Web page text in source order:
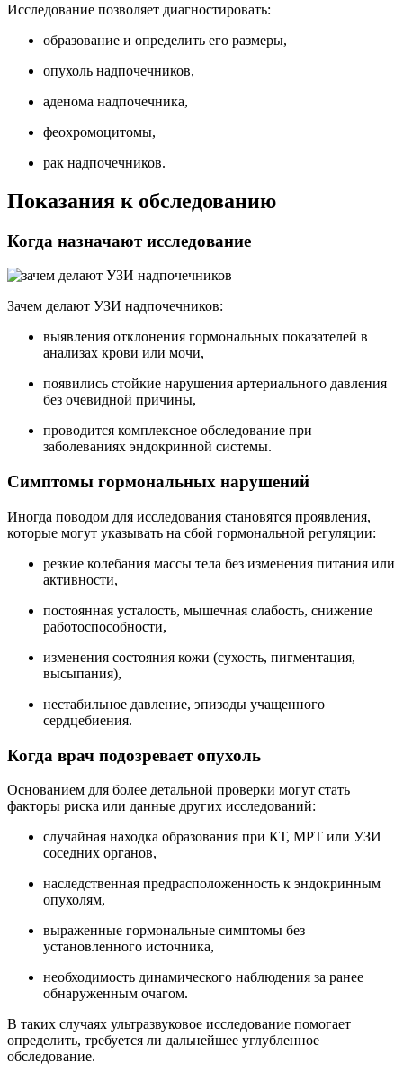
Исследование позволяет диагностировать:
образование и определить его размеры,
опухоль надпочечников,
аденома надпочечника,
феохромоцитомы,
рак надпочечников.
Показания к обследованию
Когда назначают исследование
Зачем делают УЗИ надпочечников:
выявления отклонения гормональных показателей в
анализах крови или мочи,
появились стойкие нарушения артериального давления
без очевидной причины,
проводится комплексное обследование при
заболеваниях эндокринной системы.
Симптомы гормональных нарушений
Иногда поводом для исследования становятся проявления,
которые могут указывать на сбой гормональной регуляции:
резкие колебания массы тела без изменения питания или
активности,
постоянная усталость, мышечная слабость, снижение
работоспособности,
изменения состояния кожи (сухость, пигментация,
высыпания),
нестабильное давление, эпизоды учащенного
сердцебиения.
Когда врач подозревает опухоль
Основанием для более детальной проверки могут стать
факторы риска или данные других исследований:
случайная находка образования при КТ, МРТ или УЗИ
соседних органов,
наследственная предрасположенность к эндокринным
опухолям,
выраженные гормональные симптомы без
установленного источника,
необходимость динамического наблюдения за ранее
обнаруженным очагом.
В таких случаях ультразвуковое исследование помогает
определить, требуется ли дальнейшее углубленное
обследование.